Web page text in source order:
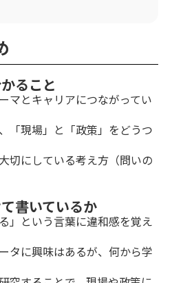
ること
マとキャリアにつながってい
「現場」と「政策」をどうつ
切にしている考え方（問いの
書いているか
」という言葉に違和感を覚え
タに興味はあるが、何から学